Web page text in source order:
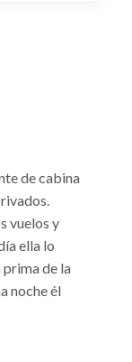
de cabina
vuelos y
ella lo
prima de la
noche él